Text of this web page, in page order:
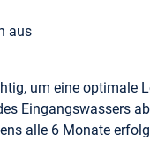
aus
um eine optimale
Eingangswassers
alle 6 Monate